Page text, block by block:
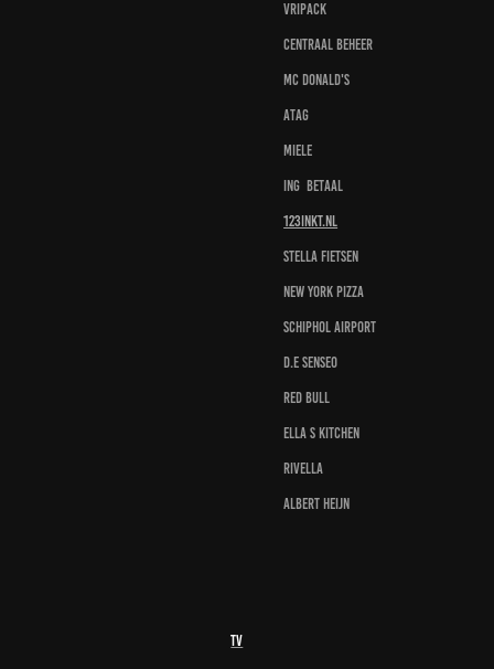
Vripack
Centraal Beheer
Mc Donald's
Atag
Miele
ING Betaal
123inkt.nl
Stella Fietsen
New York Pizza
Schiphol airport
D.E Senseo
Red Bull
Ella s Kitchen
Rivella
Albert Heijn
TV